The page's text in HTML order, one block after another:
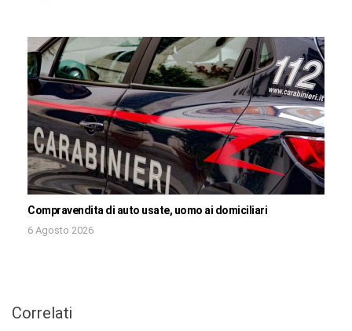
Compravendita di auto usate, uomo ai domiciliari
6 Agosto 2026
Correlati